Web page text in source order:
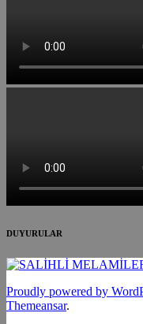
DUYURULAR
Proudly powered by
Themeansar.